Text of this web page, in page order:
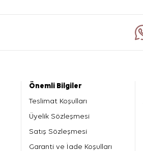
Önemli Bilgiler
Teslimat Koşulları
Üyelik Sözleşmesi
Satış Sözleşmesi
Garanti ve İade Koşulları